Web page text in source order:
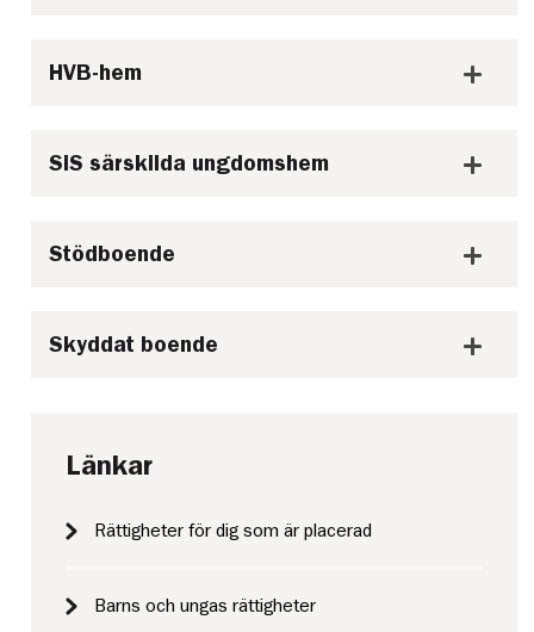
HVB-hem
SiS särskilda ungdomshem
Stödboende
Skyddat boende
Länkar
Rättigheter för dig som är placerad
Barns och ungas rättigheter